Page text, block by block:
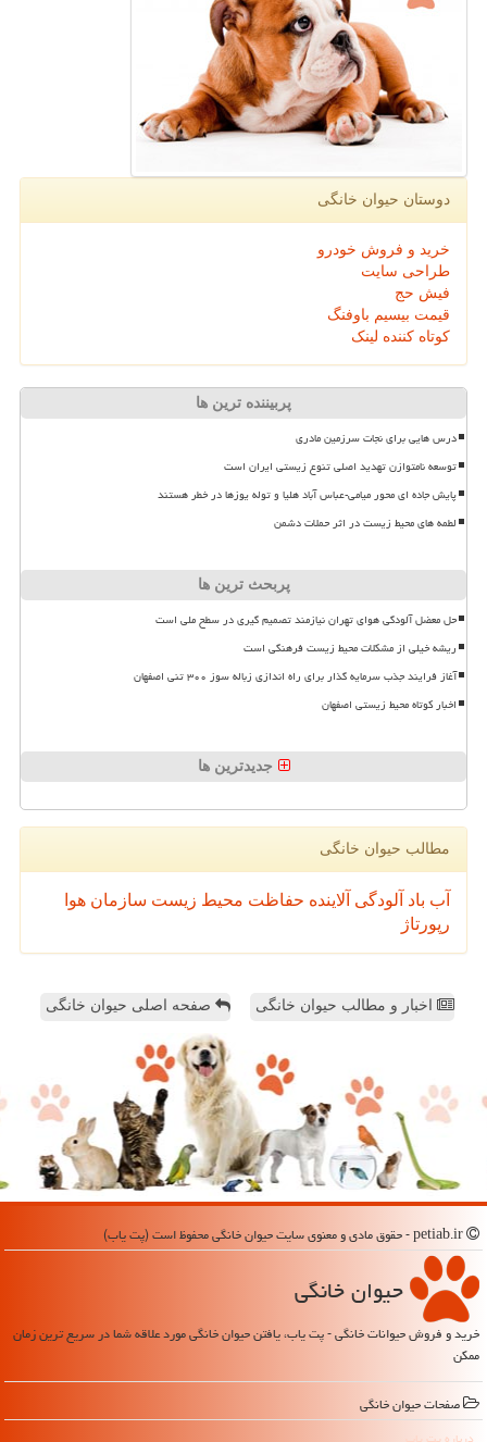
دوستان حیوان خانگی
خرید و فروش خودرو
طراحی سایت
فیش حج
قیمت بیسیم باوفنگ
کوتاه کننده لینک
پربیننده ترین ها
درس هایی برای نجات سرزمین مادری
توسعه نامتوازن تهدید اصلی تنوع زیستی ایران است
پایش جاده ای محور میامی-عباس آباد هلیا و توله یوزها در خطر هستند
لطمه های محیط زیست در اثر حملات دشمن
پربحث ترین ها
حل معضل آلودگی هوای تهران نیازمند تصمیم گیری در سطح ملی است
ریشه خیلی از مشکلات محیط زیست فرهنگی است
آغاز فرایند جذب سرمایه گذار برای راه اندازی زباله سوز ۳۰۰ تنی اصفهان
اخبار کوتاه محیط زیستی اصفهان
جدیدترین ها
مطالب حیوان خانگی
آب باد آلودگی آلاینده حفاظت محیط زیست سازمان هوا
رپورتاژ
اخبار و مطالب حیوان خانگی صفحه اصلی حیوان خانگی
حیوان خانگی
خرید و فروش حیوانات خانگی - پت یاب، یافتن حیوان خانگی مورد علاقه شما در سریع ترین زمان
ممکن
صفحات حیوان خانگی